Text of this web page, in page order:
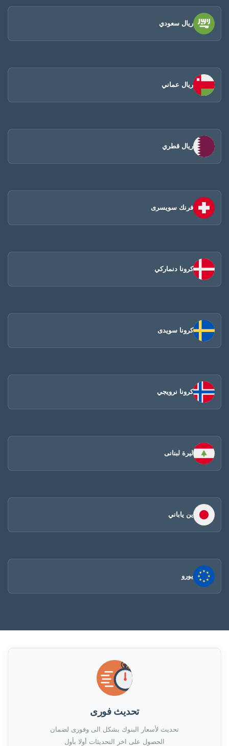
ريال سعودي
ريال عماني
ريال قطري
فرنك سويسرى
كرونا دنماركي
كرونا سويدى
كرونا نرويجي
ليرة لبنانى
ين ياباني
يورو
تحديث فورى
تحديث لأسعار البنوك بشكل الى وفورى لضمان
الحصول على اخر التحديثات أولا بأول